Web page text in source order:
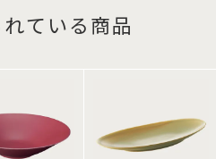
ている商品